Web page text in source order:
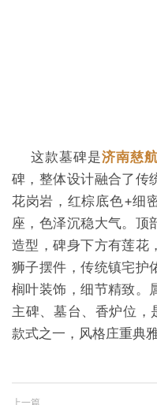
这款墓碑是济南慈
碑，整体设计融合了传
花岗岩，红棕底色+细
座，色泽沉稳大气。顶
造型，碑身下方有莲花
狮子摆件，传统镇宅护
榈叶装饰，细节精致。
主碑、墓台、香炉位，
款式之一，风格庄重典雅
上一篇